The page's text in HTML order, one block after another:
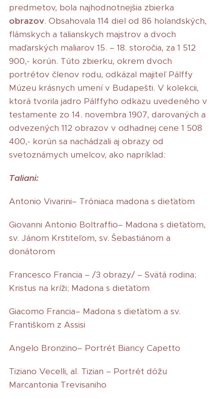
predmetov, bola najhodnotnejšia zbierka
obrazov. Obsahovala 114 diel od 86 holandských,
flámskych a talianskych majstrov a dvoch
maďarských maliarov 15. – 18. storočia, za 1 512
900,- korún. Túto zbierku, okrem dvoch
portrétov členov rodu, odkázal majiteľ Pálffy
Múzeu krásnych umení v Budapešti. V kolekcii,
ktorá tvorila jadro Pálffyho odkazu uvedeného v
testamente zo 14. novembra 1907, darovaných a
odvezených 112 obrazov v odhadnej cene 1 508
400,- korún sa nachádzali aj obrazy od
svetoznámych umelcov, ako napríklad:
Taliani:
Antonio Vivarini– Tróniaca madona s dieťaťom
Giovanni Antonio Boltraffio– Madona s dieťaťom,
sv. Jánom Krstiteľom, sv. Šebastiánom a
donátorom
Francesco Francia – /3 obrazy/ – Svätá rodina;
Kristus na kríži; Madona s dieťaťom
Giacomo Francia– Madona s dieťaťom a sv.
Františkom z Assisi
Angelo Bronzino– Portrét Biancy Capetto
Tiziano Vecelli, al. Tizian – Portrét dóžu
Marcantonia Trevisaniho